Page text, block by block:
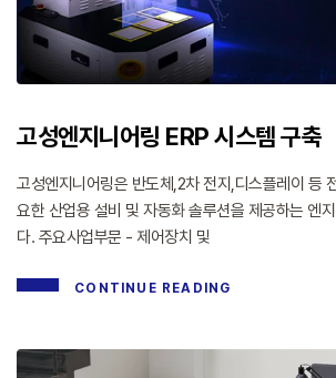
고성엔지니어링 ERP 시스템 구축
고성엔지니어링은 반도체,2차 전지,디스플레이 등
요한 산업용 설비 및 자동화 솔루션을 제공하는 엔
다. 주요사업부문 - 제어장치 및
CONTINUE READING